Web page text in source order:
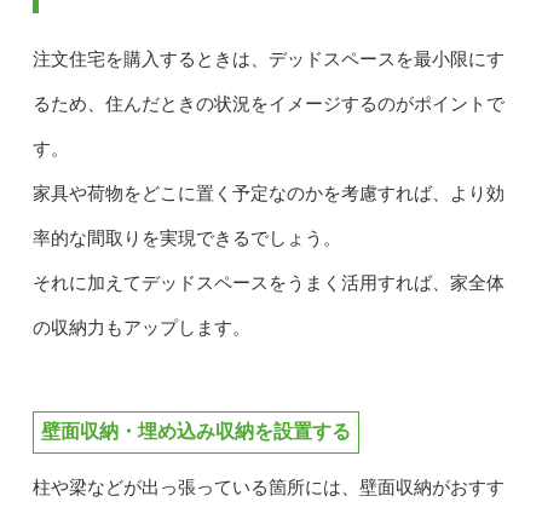
注文住宅を購入するときは、デッドスペースを最小限にす
るため、住んだときの状況をイメージするのがポイントで
す。
家具や荷物をどこに置く予定なのかを考慮すれば、より効
率的な間取りを実現できるでしょう。
それに加えてデッドスペースをうまく活用すれば、家全体
の収納力もアップします。
壁面収納・埋め込み収納を設置する
柱や梁などが出っ張っている箇所には、壁面収納がおすす